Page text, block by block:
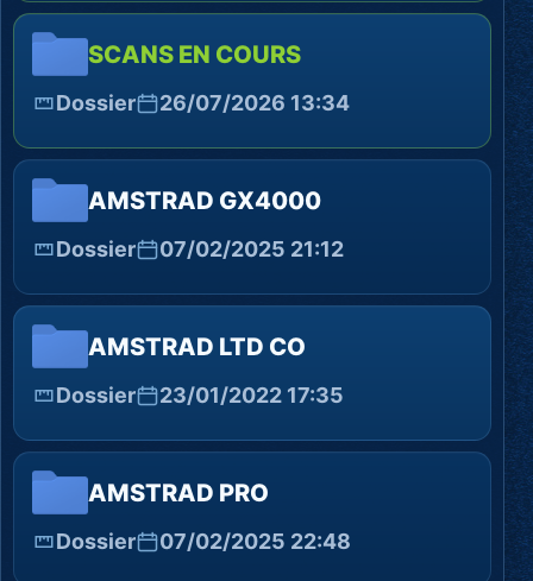
SCANS EN COURS
Dossier 26/07/2026 13:34
AMSTRAD GX4000
Dossier 07/02/2025 21:12
AMSTRAD LTD CO
Dossier 23/01/2022 17:35
AMSTRAD PRO
Dossier 07/02/2025 22:48